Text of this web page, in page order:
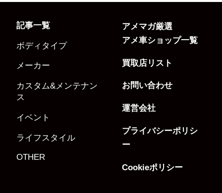
記事一覧
ボディタイプ
メーカー
カスタム&メンテナン
ス
イベント
ライフスタイル
OTHER
アメマガ厳選
アメ車ショップ一覧
買取店リスト
お問い合わせ
運営会社
プライバシーポリシ
ー
Cookieポリシー